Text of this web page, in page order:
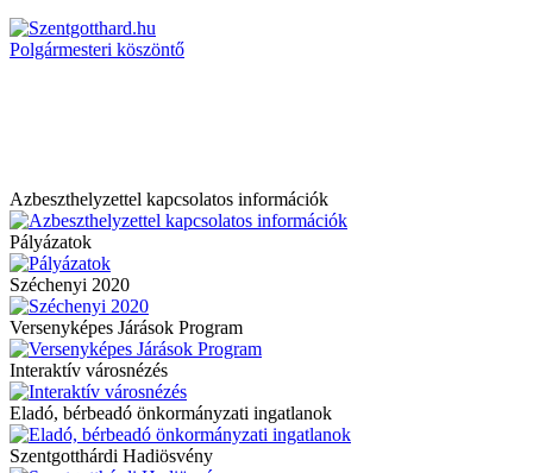
Polgármesteri köszöntő
Azbeszthelyzettel kapcsolatos információk
Pályázatok
Széchenyi 2020
Versenyképes Járások Program
Interaktív városnézés
Eladó, bérbeadó önkormányzati ingatlanok
Szentgotthárdi Hadiösvény